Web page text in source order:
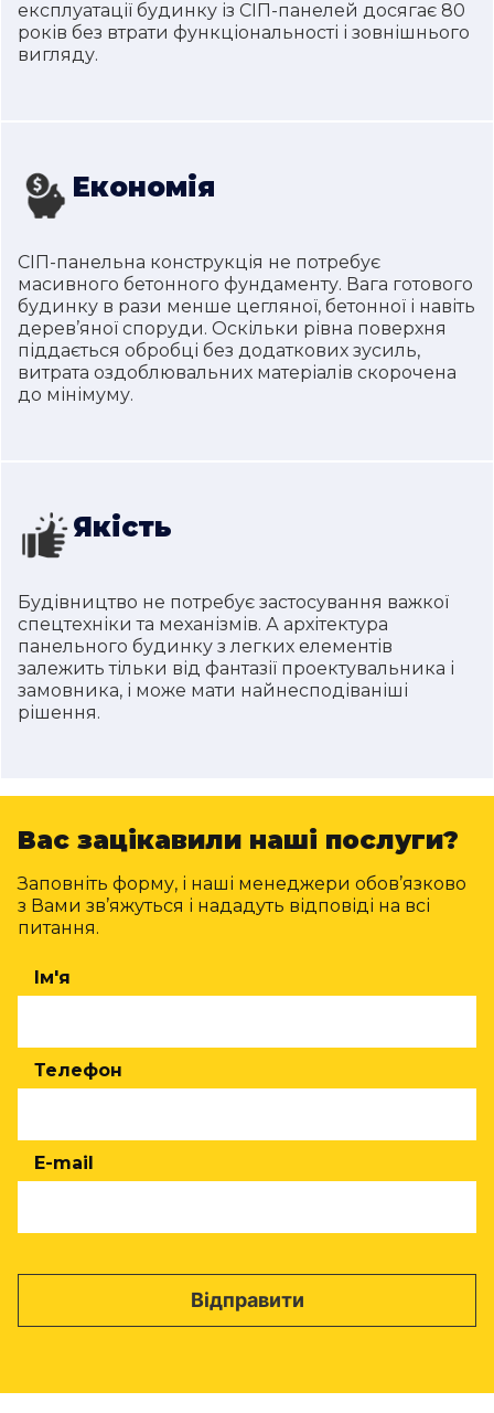
експлуатації будинку із СІП-панелей досягає 80
років без втрати функціональності і зовнішнього
вигляду.
Економія
СІП-панельна конструкція не потребує
масивного бетонного фундаменту. Вага готового
будинку в рази менше цегляної, бетонної і навіть
дерев’яної споруди. Оскільки рівна поверхня
піддається обробці без додаткових зусиль,
витрата оздоблювальних матеріалів скорочена
до мінімуму.
Якість
Будівництво не потребує застосування важкої
спецтехніки та механізмів. А архітектура
панельного будинку з легких елементів
залежить тільки від фантазії проектувальника і
замовника, і може мати найнесподіваніші
рішення.
Вас зацікавили наші послуги?
Заповніть форму, і наші менеджери обов’язково
з Вами зв’яжуться і нададуть відповіді на всі
питання.
Ім'я
Телефон
E-mail